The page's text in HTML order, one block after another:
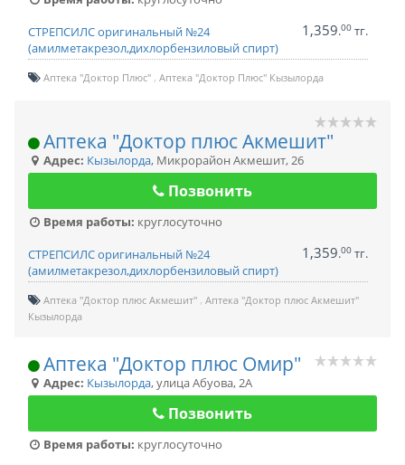
СТРЕПСИЛС оригинальный №24
(амилметакрезол,дихлорбензиловый спирт)
1,359.00 тг.
Аптека "Доктор Плюс" Аптека "Доктор Плюс" Кызылорда
Аптека "Доктор плюс Акмешит"
Адрес: Кызылорда, Микрорайон Акмешит, 26
Позвонить
Время работы: круглосуточно
СТРЕПСИЛС оригинальный №24
(амилметакрезол,дихлорбензиловый спирт)
1,359.00 тг.
Аптека "Доктор плюс Акмешит" Аптека "Доктор плюс Акмешит"
Кызылорда
Аптека "Доктор плюс Омир"
Адрес: Кызылорда,улица Абуова, 2А
Позвонить
Время работы: круглосуточно